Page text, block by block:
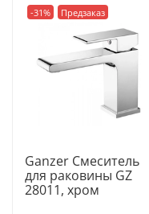
для эксплуатирования.
-31% Предзаказ
Ganzer Смеситель
для раковины GZ
28011, хром